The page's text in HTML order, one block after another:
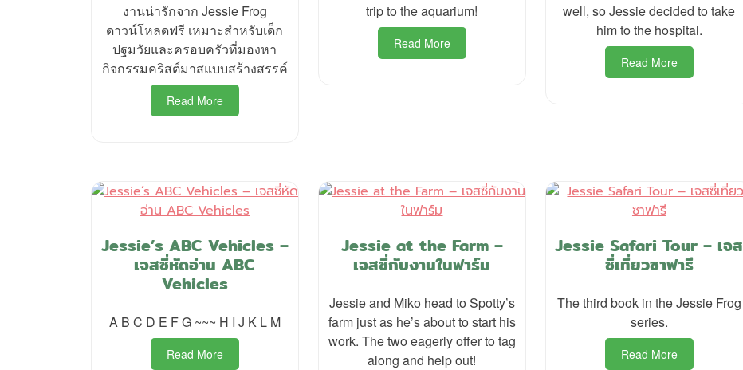
งานน่ารักจาก Jessie Frog
ดาวน์โหลดฟรี เหมาะสำหรับเด็ก
ปฐมวัยและครอบครัวที่มองหา
กิจกรรมคริสต์มาสแบบสร้างสรรค์
Read More
trip to the aquarium!
Read More
well, so Jessie decided to take
him to the hospital.
Read More
Jessie’s ABC Vehicles –
เจสซี่หัดอ่าน ABC
Vehicles
A B C D E F G ~~~ H I J K L M
Read More
Jessie at the Farm –
เจสซี่กับงานในฟาร์ม
Jessie and Miko head to Spotty’s
farm just as he’s about to start his
work. The two eagerly offer to tag
along and help out!
Jessie Safari Tour – เจส
ซี่เที่ยวซาฟารี
The third book in the Jessie Frog
series.
Read More